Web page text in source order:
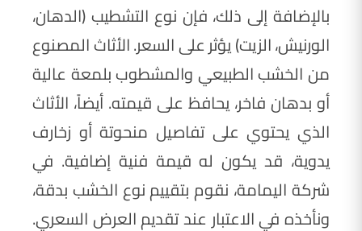
بالإضافة إلى ذلك، فإن نوع التشطيب (الدهان،
الورنيش، الزيت) يؤثر على السعر. الأثاث المصنوع
من الخشب الطبيعي والمشطوب بلمعة عالية
أو بدهان فاخر، يحافظ على قيمته. أيضاً، الأثاث
الذي يحتوي على تفاصيل منحوتة أو زخارف
يدوية، قد يكون له قيمة فنية إضافية. في
شركة اليمامة، نقوم بتقييم نوع الخشب بدقة،
ونأخذه في الاعتبار عند تقديم العرض السعري.